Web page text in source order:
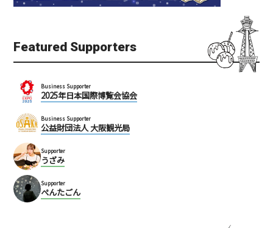
Featured Supporters
Business Supporter
2025年日本国際博覧会協会
Business Supporter
公益財団法人 大阪観光局
Supporter
うざみ
Supporter
ぺんたごん